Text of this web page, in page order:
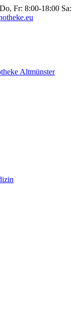
Fr: 8:00-18:00 Sa: